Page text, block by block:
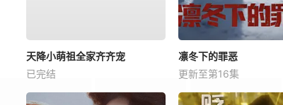
天降小萌祖全家齐齐宠
已完结
凛冬下的罪恶
更新至第16集